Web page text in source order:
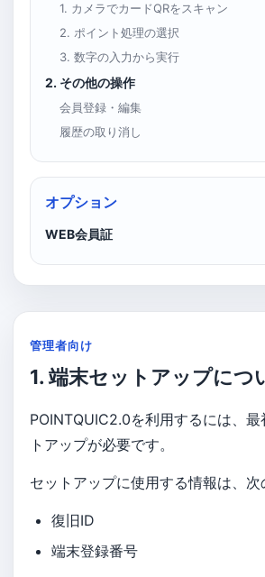
1. カメラでカードQRをスキャン
2. ポイント処理の選択
3. 数字の入力から実行
2. その他の操作
会員登録・編集
履歴の取り消し
オプション
WEB会員証
管理者向け
1. 端末セットアップにつ
POINTQUIC2.0を利用するには、最
トアップが必要です。
セットアップに使用する情報は、次
復旧ID
端末登録番号